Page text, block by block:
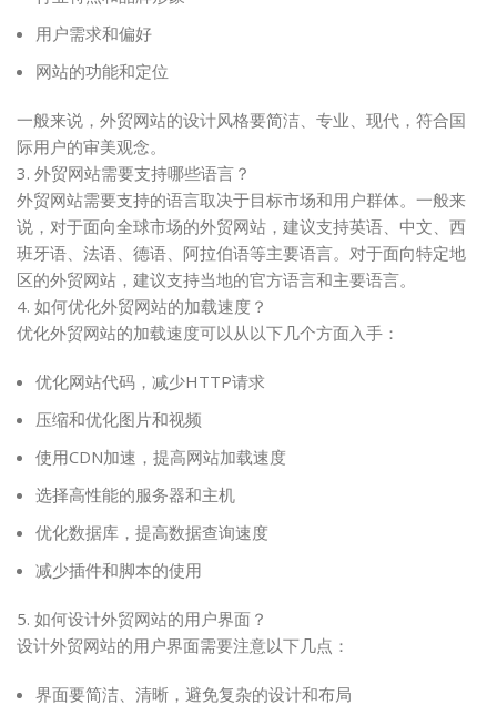
用户需求和偏好
网站的功能和定位
一般来说，外贸网站的设计风格要简洁、专业、现代，符合国
际用户的审美观念。
3. 外贸网站需要支持哪些语言？
外贸网站需要支持的语言取决于目标市场和用户群体。一般来
说，对于面向全球市场的外贸网站，建议支持英语、中文、西
班牙语、法语、德语、阿拉伯语等主要语言。对于面向特定地
区的外贸网站，建议支持当地的官方语言和主要语言。
4. 如何优化外贸网站的加载速度？
优化外贸网站的加载速度可以从以下几个方面入手：
优化网站代码，减少HTTP请求
压缩和优化图片和视频
使用CDN加速，提高网站加载速度
选择高性能的服务器和主机
优化数据库，提高数据查询速度
减少插件和脚本的使用
5. 如何设计外贸网站的用户界面？
设计外贸网站的用户界面需要注意以下几点：
界面要简洁、清晰，避免复杂的设计和布局